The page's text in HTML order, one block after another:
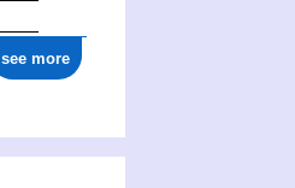
see more